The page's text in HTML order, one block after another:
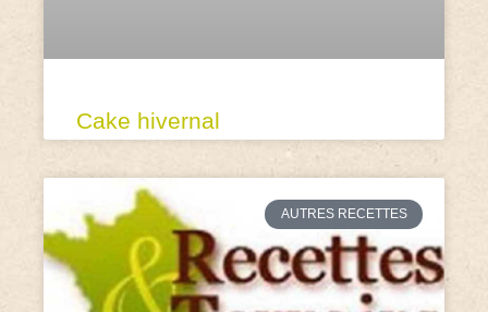
Cake hivernal
AUTRES RECETTES